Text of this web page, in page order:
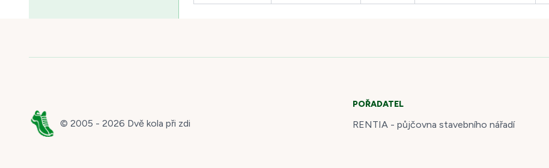
© 2005 - 2026 Dvě kola při zdi
POŘADATEL
RENTIA - půjčovna stavebního nářadí